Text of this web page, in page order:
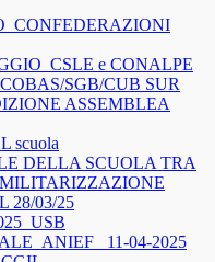
e CONALPE
SGB/CUB SUR
ASSEMBLEA
scuola
DELLA SCUOLA TRA
28/03/25
11-04-2025